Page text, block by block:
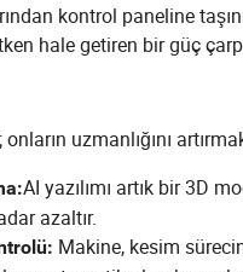
kontrol paneline
hale getiren bir güç
uzmanlığını
AI yazılımı artık bir 3D
azaltır.
Makine, kesim